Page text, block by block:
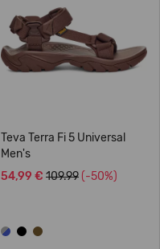
Teva Terra Fi 5 Universal
Men's
54,99 € 109.99 (-50%)